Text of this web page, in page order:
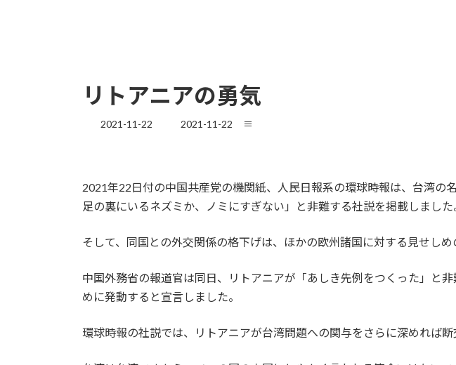
リトアニアの勇気
2021-11-22
最
時
:
2021-11-22 ≡
2021年22日付の中国共産党の機関紙、人民日報系の環球時報は、台湾
足の裏にいるネズミか、ノミにすぎない」と非難する社説を掲載しました
そして、同国との外交関係の格下げは、ほかの欧州諸国に対する見せしめ
中国外務省の報道官は同日、リトアニアが「あしき先例をつくった」と
めに発動すると宣言しました。
環球時報の社説では、リトアニアが台湾問題への関与をさらに深めれば断